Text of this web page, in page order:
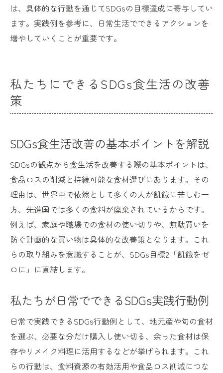
は、具体的な行動を通じてSDGsの目標達成に寄与してい
ます。実践例を参考に、日常生活でできるアクションを
増やしていくことが重要です。
私たちにできるSDGs食生活の改善
策
SDGs食生活改善の基本ポイントを解説
SDGsの観点から食生活を改善する際の基本ポイントは、
食品ロスの削減と持続可能な食材選びにあります。その
理由は、世界中で依然として多くの人が飢餓に苦しむ一
方、先進国では多くの食料が廃棄されているからです。
例えば、家庭や職場での食材の使い切りや、無駄買いを
防ぐ計画的な買い物は具体的な改善策となります。これ
らの取り組みを意識することが、SDGs目標2「飢餓をゼ
ロに」に直結します。
私たちが日常でできるSDGs実践行動例
日常で実践できるSDGs行動例として、地元産や旬の食材
を選ぶ、必要な分だけ購入し使い切る、余った食材は保
存やリメイク料理に活用するなどが挙げられます。これ
らの行動は、食料資源の有効活用や食品ロス削減につな